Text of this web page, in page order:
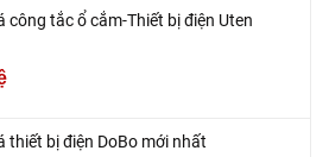
công tắc ổ cắm-Thiết bị điện Uten
thiết bị điện DoBo mới nhất